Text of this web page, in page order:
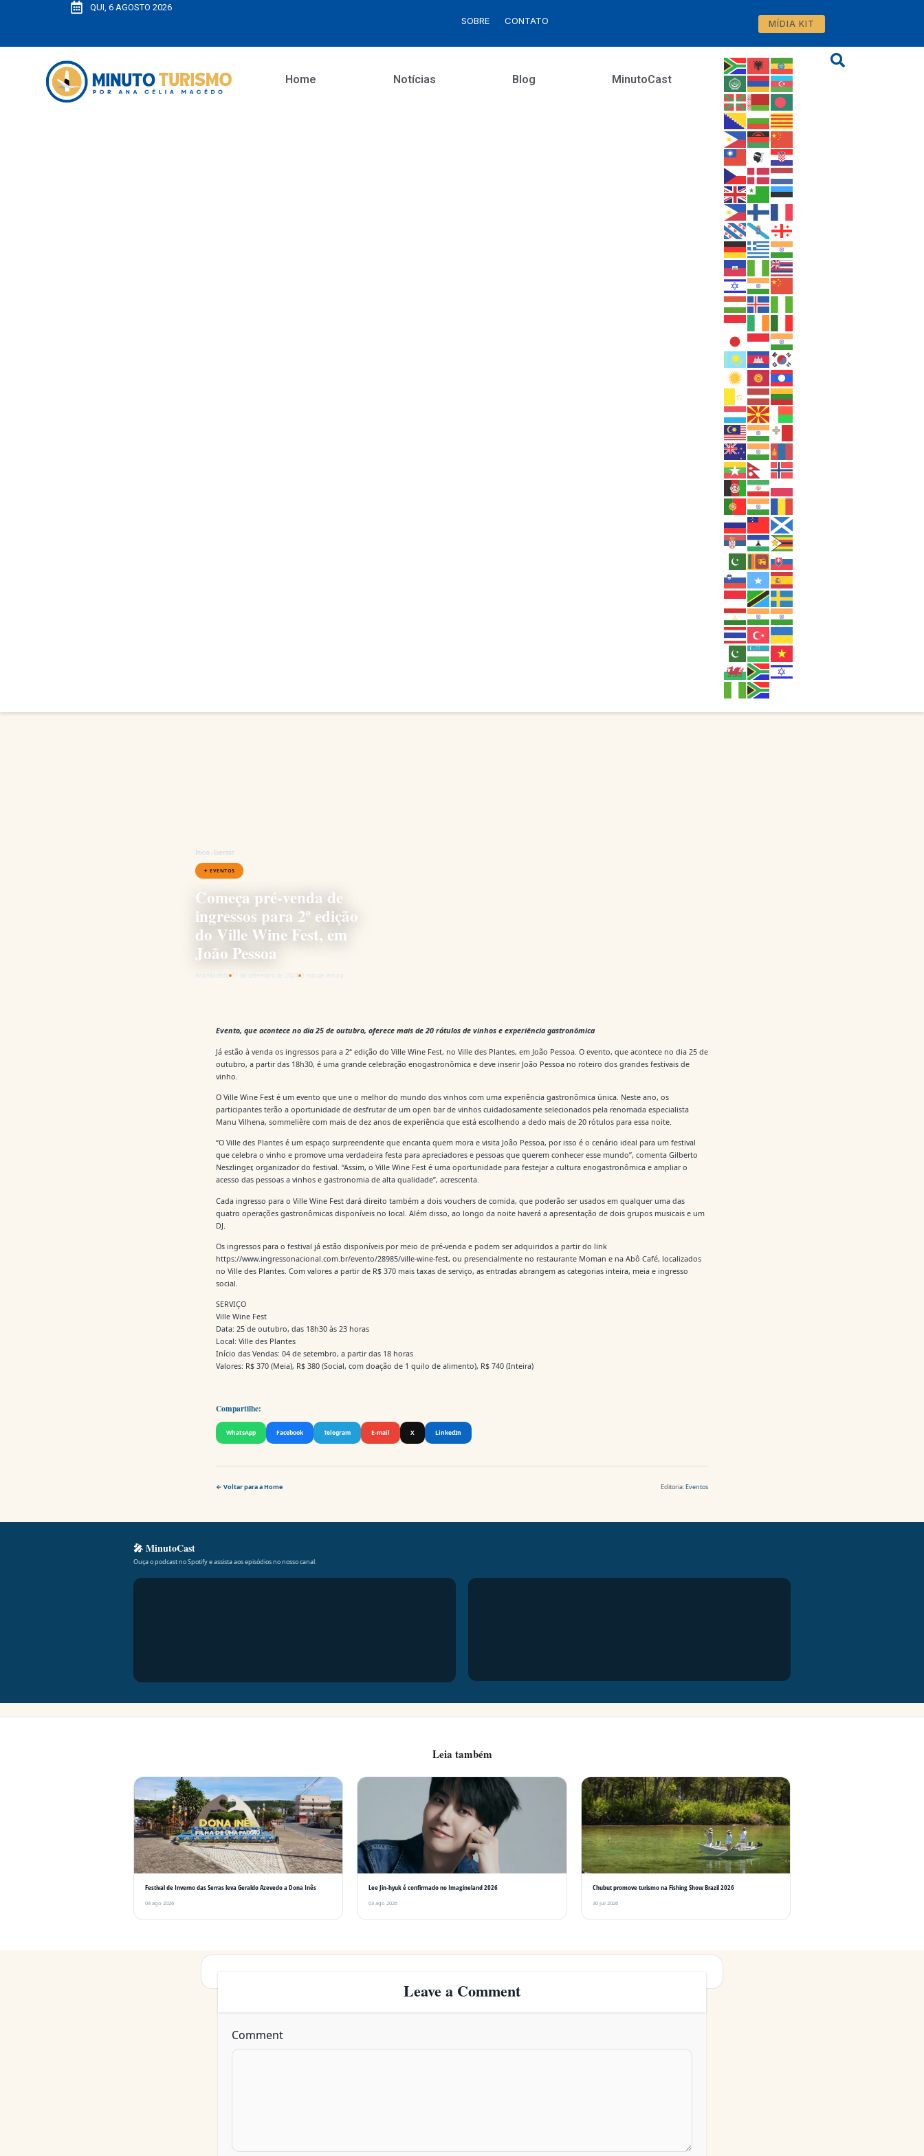
QUI, 6 AGOSTO 2026
SOBRE CONTATO MÍDIA KIT
Home Notícias Blog MinutoCast
Início › Eventos
✦ EVENTOS
Começa pré-venda de
ingressos para 2ª edição
do Ville Wine Fest, em
João Pessoa
Ana Macêdo 11 de setembro de 2024 2 min de leitura
Evento, que acontece no dia 25 de outubro, oferece mais de 20 rótulos de vinhos e experiência gastronômica
Já estão à venda os ingressos para a 2ª edição do Ville Wine Fest, no Ville des Plantes, em João Pessoa. O evento, que acontece no dia 25 de
outubro, a partir das 18h30, é uma grande celebração enogastronômica e deve inserir João Pessoa no roteiro dos grandes festivais de
vinho.
O Ville Wine Fest é um evento que une o melhor do mundo dos vinhos com uma experiência gastronômica única. Neste ano, os
participantes terão a oportunidade de desfrutar de um open bar de vinhos cuidadosamente selecionados pela renomada especialista
Manu Vilhena, sommelière com mais de dez anos de experiência que está escolhendo a dedo mais de 20 rótulos para essa noite.
“O Ville des Plantes é um espaço surpreendente que encanta quem mora e visita João Pessoa, por isso é o cenário ideal para um festival
que celebra o vinho e promove uma verdadeira festa para apreciadores e pessoas que querem conhecer esse mundo”, comenta Gilberto
Neszlinger, organizador do festival. “Assim, o Ville Wine Fest é uma oportunidade para festejar a cultura enogastronômica e ampliar o
acesso das pessoas a vinhos e gastronomia de alta qualidade”, acrescenta.
Cada ingresso para o Ville Wine Fest dará direito também a dois vouchers de comida, que poderão ser usados em qualquer uma das
quatro operações gastronômicas disponíveis no local. Além disso, ao longo da noite haverá a apresentação de dois grupos musicais e um
DJ.
Os ingressos para o festival já estão disponíveis por meio de pré-venda e podem ser adquiridos a partir do link
https://www.ingressonacional.com.br/evento/28985/ville-wine-fest, ou presencialmente no restaurante Moman e na Abô Café, localizados
no Ville des Plantes. Com valores a partir de R$ 370 mais taxas de serviço, as entradas abrangem as categorias inteira, meia e ingresso
social.
SERVIÇO
Ville Wine Fest
Data: 25 de outubro, das 18h30 às 23 horas
Local: Ville des Plantes
Início das Vendas: 04 de setembro, a partir das 18 horas
Valores: R$ 370 (Meia), R$ 380 (Social, com doação de 1 quilo de alimento), R$ 740 (Inteira)
Compartilhe:
WhatsApp Facebook Telegram E-mail X LinkedIn
← Voltar para a Home Editoria:Eventos
🎤 MinutoCast
Ouça o podcast no Spotify e assista aos episódios no nosso canal.
Leia também
Festival de Inverno das Serras leva Geraldo Azevedo a Dona Inês
04 ago 2026
Lee Jin-hyuk é confirmado no Imagineland 2026
03 ago 2026
Chubut promove turismo na Fishing Show Brazil 2026
30 jul 2026
Leave a Comment
Comment